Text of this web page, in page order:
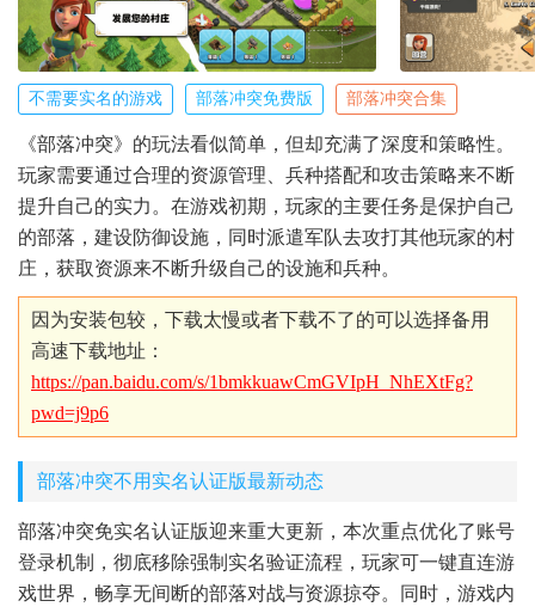
不需要实名的游戏 部落冲突免费版 部落冲突合集
《部落冲突》的玩法看似简单，但却充满了深度和策略性。
玩家需要通过合理的资源管理、兵种搭配和攻击策略来不断
提升自己的实力。在游戏初期，玩家的主要任务是保护自己
的部落，建设防御设施，同时派遣军队去攻打其他玩家的村
庄，获取资源来不断升级自己的设施和兵种。
因为安装包较，下载太慢或者下载不了的可以选择备用
高速下载地址：
https://pan.baidu.com/s/1bmkkuawCmGVIpH_NhEXtFg?
pwd=j9p6
部落冲突不用实名认证版最新动态
部落冲突免实名认证版迎来重大更新，本次重点优化了账号
登录机制，彻底移除强制实名验证流程，玩家可一键直连游
戏世界，畅享无间断的部落对战与资源掠夺。同时，游戏内